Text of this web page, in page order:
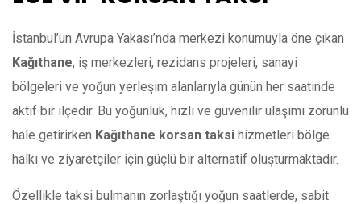
İstanbul’un Avrupa Yakası’nda merkezi konumuyla öne çıkan
Kağıthane, iş merkezleri, rezidans projeleri, sanayi
bölgeleri ve yoğun yerleşim alanlarıyla günün her saatinde
aktif bir ilçedir. Bu yoğunluk, hızlı ve güvenilir ulaşımı zorunlu
hale getirirken Kağıthane korsan taksi hizmetleri bölge
halkı ve ziyaretçiler için güçlü bir alternatif oluşturmaktadır.
Özellikle taksi bulmanın zorlaştığı yoğun saatlerde, sabit